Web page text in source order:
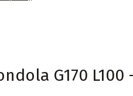
G170 L100